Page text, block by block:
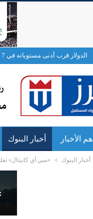
الدولار قرب أدنى مستوياته في 7 أسابيع وترقب لبيانات التوظيف
أهم الأخبار أخبار البنوك
أخبار البنوك «سي أي كابيتال» تعلن إتمام صفقتي